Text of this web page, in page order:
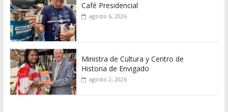
Café Presidencial
agosto 6, 2026
Ministra de Cultura y Centro de
Historia de Envigado
agosto 2, 2026